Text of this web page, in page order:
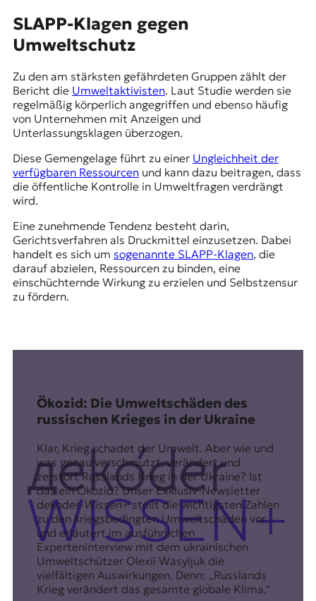
SLAPP-Klagen gegen
Umweltschutz
Zu den am stärksten gefährdeten Gruppen zählt der
Bericht die Umweltaktivisten. Laut Studie werden sie
regelmäßig körperlich angegriffen und ebenso häufig
von Unternehmen mit Anzeigen und
Unterlassungsklagen überzogen.
Diese Gemengelage führt zu einer Ungleichheit der
verfügbaren Ressourcenund kann dazu beitragen, dass
die öffentliche Kontrolle in Umweltfragen verdrängt
wird.
Eine zunehmende Tendenz besteht darin,
Gerichtsverfahren als Druckmittel einzusetzen. Dabei
handelt es sich um sogenannte SLAPP-Klagen, die
darauf abzielen, Ressourcen zu binden, eine
einschüchternde Wirkung zu erzielen und Selbstzensur
zu fördern.
Ökozid: Die Umweltschäden des
russischen Krieges in der Ukraine
Klar, Krieg schadet der Umwelt. Aber wie und
was genau verschmutzt, verändert und
zerstört Russlands Krieg in der Ukraine? Ist
das ein Ökozid? Unser Exklusiv-Newsletter
dekoder-Wissen+stellt die wichtigsten Zahlen
zu den kriegsbedingten Umweltschäden vor
und erläutert im ausführlichen
Experteninterview mit dem ukrainischen
Umweltschützer Olexii Wasyljuk die
vielfältigen Auswirkungen. Denn: „Russlands
Krieg verändert das gesamte globale Klima.“